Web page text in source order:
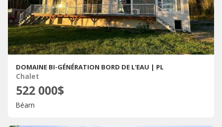
DOMAINE BI-GÉNÉRATION BORD DE L'EAU | PL
Chalet
522 000$
Béarn